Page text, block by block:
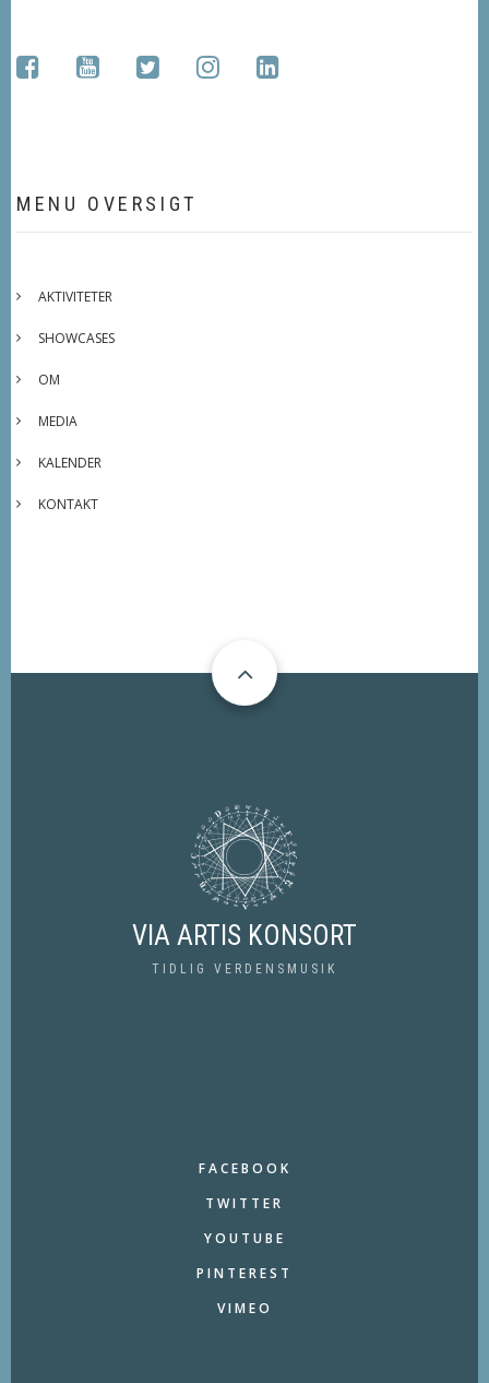
facebookyoutubetwitterinstagramlinkedin
MENU OVERSIGT
AKTIVITETER
SHOWCASES
OM
MEDIA
KALENDER
KONTAKT
VIA ARTIS KONSORT
TIDLIG VERDENSMUSIK
FACEBOOK
TWITTER
YOUTUBE
PINTEREST
VIMEO